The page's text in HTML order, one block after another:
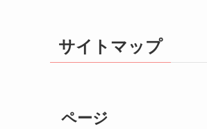
サイトマップ
ページ